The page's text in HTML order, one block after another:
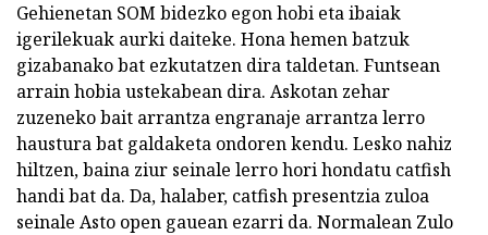
Gehienetan SOM bidezko egon hobi eta ibaiak
igerilekuak aurki daiteke. Hona hemen batzuk
gizabanako bat ezkutatzen dira taldetan. Funtsean
arrain hobia ustekabean dira. Askotan zehar
zuzeneko bait arrantza engranaje arrantza lerro
haustura bat galdaketa ondoren kendu. Lesko nahiz
hiltzen, baina ziur seinale lerro hori hondatu catfish
handi bat da. Da, halaber, catfish presentzia zuloa
seinale Asto open gauean ezarri da. Normalean Zulo